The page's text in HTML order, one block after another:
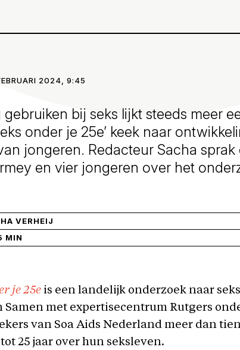
2024, 9:45
gebruiken bij seks lijkt steeds meer
onder je 25e’ keek naar
jongeren. Redacteur Sacha sprak
en vier jongeren over het
VERHEIJ
MIN
je 25e is een landelijk onderzoek naar
Samen met expertisecentrum Rutgers
van Soa Aids Nederland meer dan
25 jaar over hun seksleven.